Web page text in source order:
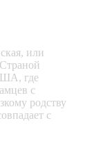
или
где
с
родству
с